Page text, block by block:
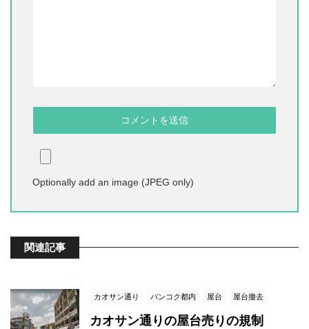
Optionally add an image (JPEG only)
関連記事
カオサン通り バンコク都内 屋台 屋台撤去
カオサン通りの屋台売りの規制